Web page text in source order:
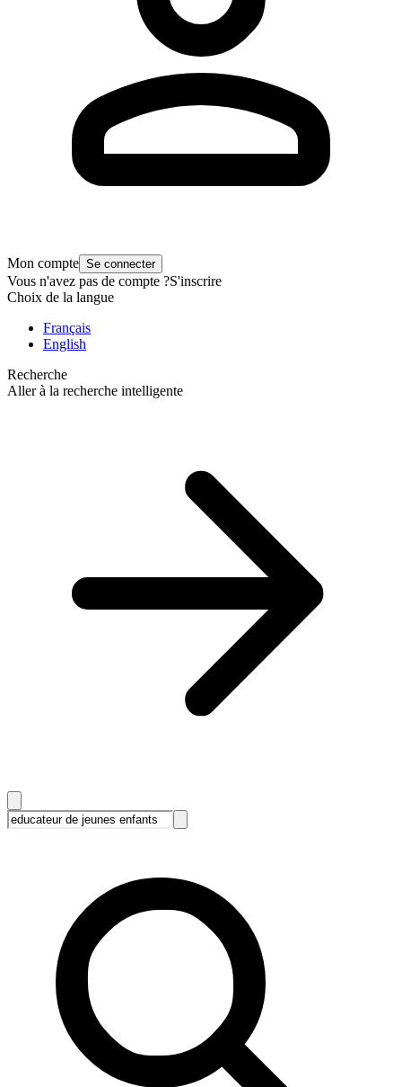
Mon compte Se connecter
Vous n'avez pas de compte ?S'inscrire
Choix de la langue
Français
English
Recherche
Aller à la recherche intelligente